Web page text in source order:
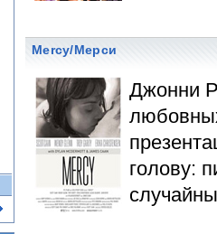
Mercy/Мерси
Джонни
голову: